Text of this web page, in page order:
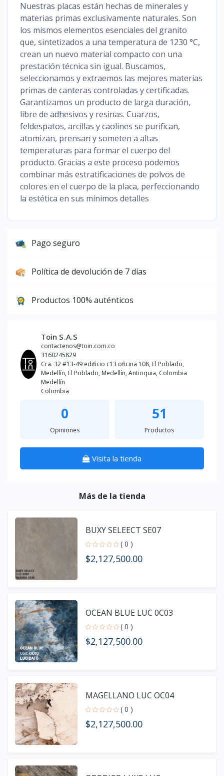
Nuestras placas están hechas de minerales y
materias primas exclusivamente naturales. Son
los mismos elementos esenciales del granito
que, sintetizados a una temperatura de 1230 °C,
crean un nuevo material compacto con una
prestación técnica sin igual. Buscamos,
seleccionamos y extraemos las mejores materias
primas de canteras controladas y certificadas.
Garantizamos un producto de larga duración,
libre de adhesivos y resinas. Cuarzos,
feldespatos, arcillas y caolines se purifican,
atomizan, prensan y someten a altas
temperaturas para formar el cuerpo del
producto. Gracias a este proceso podemos
combinar más estratificaciones de polvos de
colores en el cuerpo de la placa, perfeccionando
la estética en sus mínimos detalles
Pago seguro
Política de devolución de 7 días
Productos 100% auténticos
Toin S.A.S
contactenos@toin.com.co
3160245829
Cra. 32 #13-49 edificio c13 oficina 108, El Poblado,
Medellín, El Poblado, Medellín, Antioquia, Colombia
Medellín
Colombia
0
Opiniones
51
Productos
Visita la tienda
Más de la tienda
BUXY SELEECT SE07
( 0 )
$2,127,500.00
OCEAN BLUE LUC 0C03
( 0 )
$2,127,500.00
MAGELLANO LUC OC04
( 0 )
$2,127,500.00